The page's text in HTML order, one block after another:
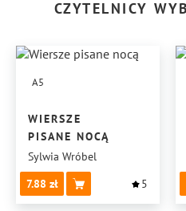
CZYTELNICY
A5
WIERSZE
PISANE NOCĄ
Sylwia Wróbel
7.88
5